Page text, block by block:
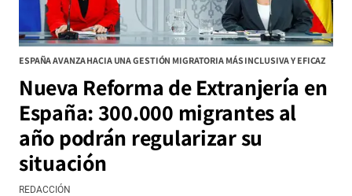
ESPAÑA AVANZA HACIA UNA GESTIÓN MIGRATORIA MÁS INCLUSIVA Y EFICAZ
Nueva Reforma de Extranjería en
España: 300.000 migrantes al
año podrán regularizar su
situación
REDACCIÓN